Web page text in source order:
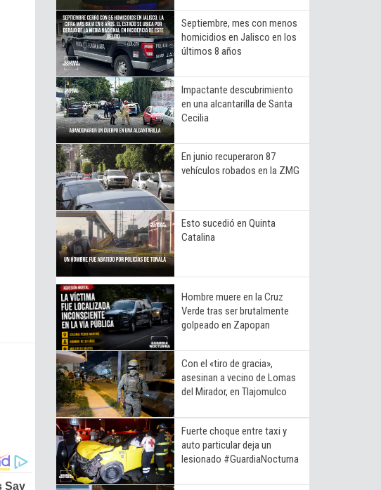
Septiembre, mes con menos
homicidios en Jalisco en los
últimos 8 años
Impactante descubrimiento
en una alcantarilla de Santa
Cecilia
En junio recuperaron 87
vehículos robados en la ZMG
Esto sucedió en Quinta
Catalina
Hombre muere en la Cruz
Verde tras ser brutalmente
golpeado en Zapopan
Con el «tiro de gracia»,
asesinan a vecino de Lomas
del Mirador, en Tlajomulco
Fuerte choque entre taxi y
auto particular deja un
lesionado #GuardiaNocturna